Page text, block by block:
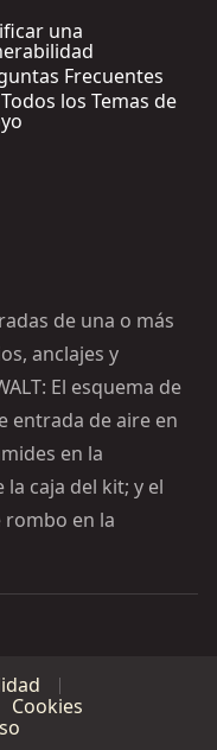
una
Frecuentes
los Temas de
de una o más
anclajes y
El esquema de
entrada de aire en
en la
caja del kit; y el
en la
Cookies